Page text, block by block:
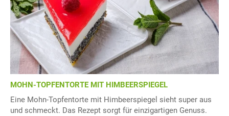
MOHN-TOPFENTORTE MIT HIMBEERSPIEGEL
Eine Mohn-Topfentorte mit Himbeerspiegel sieht super aus
und schmeckt. Das Rezept sorgt für einzigartigen Genuss.